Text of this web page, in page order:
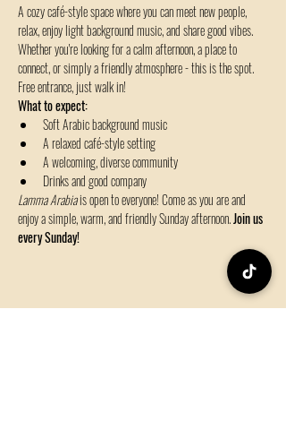
A cozy café-style space where you can meet new people,
relax, enjoy light background music, and share good vibes.
Whether you're looking for a calm afternoon, a place to
connect, or simply a friendly atmosphere - this is the spot.
Free entrance, just walk in!
What to expect:
Soft Arabic background music
A relaxed café-style setting
A welcoming, diverse community
Drinks and good company
Lamma Arabia is open to everyone! Come as you are and
enjoy a simple, warm, and friendly Sunday afternoon. Join us
every Sunday!